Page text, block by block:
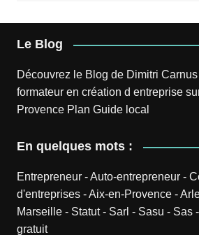
Le Blog
Découvrez le Blog de Dimitri Carnus
formateur en création d entreprise
Provence Plan Guide local
En quelques mots :
Entrepreneur-Auto-entrepreneur-
d'entreprises-Aix-en-Provence-
Marseille- Statut- Sarl - Sasu - Sas-
gratuit